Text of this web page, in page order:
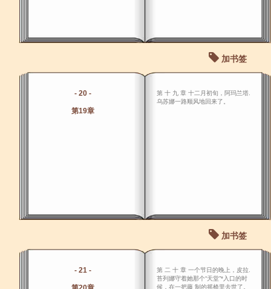
加书签
- 20 -
第19章
第 十 九 章 十二月初旬，阿玛兰塔.
乌苏娜一路顺风地回来了。
加书签
- 21 -
第 二 十 章 一个节日的晚上，皮拉.
苔列娜守着她那个“天堂”*入口的时
候，在一把藤 制的摇椅里去世了。